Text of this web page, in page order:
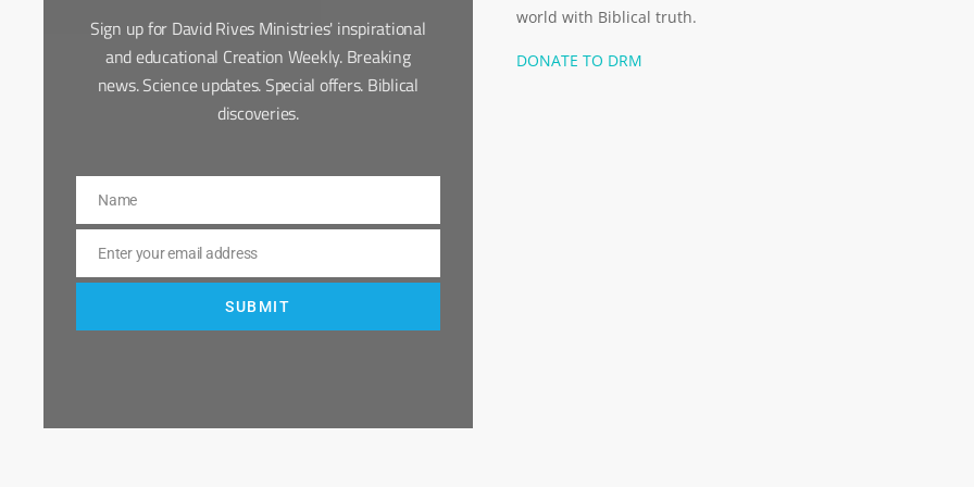
Sign up for David Rives Ministries' inspirational
and educational Creation Weekly. Breaking
news. Science updates. Special offers. Biblical
discoveries.
Name
Name
Email
Enter your email address
SUBMIT
world with Biblical truth.
DONATE TO DRM